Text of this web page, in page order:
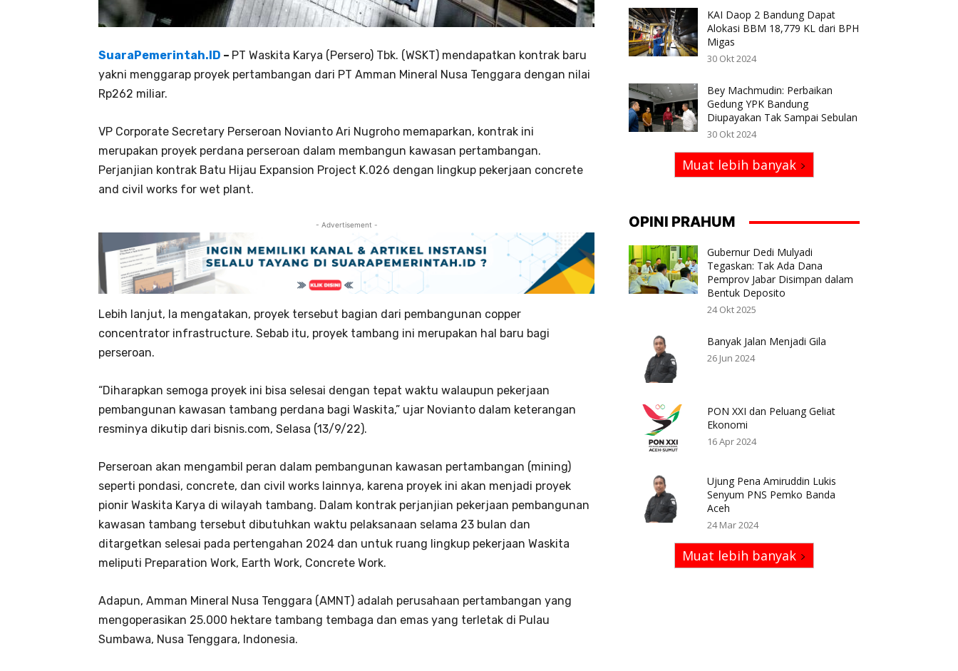
SuaraPemerintah.ID – PT Waskita Karya (Persero) Tbk. (WSKT) mendapatkan kontrak baru
yakni menggarap proyek pertambangan dari PT Amman Mineral Nusa Tenggara dengan nilai
Rp262 miliar.
VP Corporate Secretary Perseroan Novianto Ari Nugroho memaparkan, kontrak ini
merupakan proyek perdana perseroan dalam membangun kawasan pertambangan.
Perjanjian kontrak Batu Hijau Expansion Project K.026 dengan lingkup pekerjaan concrete
and civil works for wet plant.
- Advertisement -
Lebih lanjut, Ia mengatakan, proyek tersebut bagian dari pembangunan copper
concentrator infrastructure. Sebab itu, proyek tambang ini merupakan hal baru bagi
perseroan.
“Diharapkan semoga proyek ini bisa selesai dengan tepat waktu walaupun pekerjaan
pembangunan kawasan tambang perdana bagi Waskita,” ujar Novianto dalam keterangan
resminya dikutip dari bisnis.com, Selasa (13/9/22).
Perseroan akan mengambil peran dalam pembangunan kawasan pertambangan (mining)
seperti pondasi, concrete, dan civil works lainnya, karena proyek ini akan menjadi proyek
pionir Waskita Karya di wilayah tambang. Dalam kontrak perjanjian pekerjaan pembangunan
kawasan tambang tersebut dibutuhkan waktu pelaksanaan selama 23 bulan dan
ditargetkan selesai pada pertengahan 2024 dan untuk ruang lingkup pekerjaan Waskita
meliputi Preparation Work, Earth Work, Concrete Work.
Adapun, Amman Mineral Nusa Tenggara (AMNT) adalah perusahaan pertambangan yang
mengoperasikan 25.000 hektare tambang tembaga dan emas yang terletak di Pulau
Sumbawa, Nusa Tenggara, Indonesia.
KAI Daop 2 Bandung Dapat
Alokasi BBM 18,779 KL dari BPH
Migas
30 Okt 2024
Bey Machmudin: Perbaikan
Gedung YPK Bandung
Diupayakan Tak Sampai Sebulan
30 Okt 2024
Muat lebih banyak
OPINI PRAHUM
Gubernur Dedi Mulyadi
Tegaskan: Tak Ada Dana
Pemprov Jabar Disimpan dalam
Bentuk Deposito
24 Okt 2025
Banyak Jalan Menjadi Gila
26 Jun 2024
PON XXI dan Peluang Geliat
Ekonomi
16 Apr 2024
Ujung Pena Amiruddin Lukis
Senyum PNS Pemko Banda
Aceh
24 Mar 2024
Muat lebih banyak